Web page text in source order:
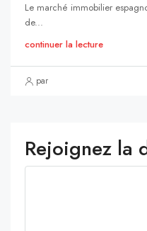
Le marché immobilier
de...
continuer la lecture
par
Rejoignez la